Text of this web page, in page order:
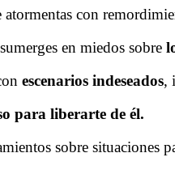
atormentas con
en miedos sobre
escenarios indeseados,
para liberarte de él.
sobre situaciones